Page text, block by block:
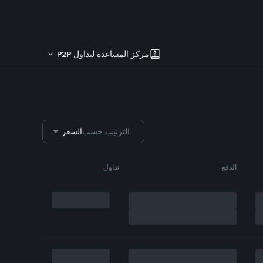
مركز المساعدة لتداول P2P
الترتيب حسبالسعر
الدفع تداول